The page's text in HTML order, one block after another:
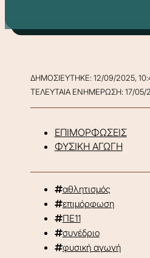
ΔΗΜΟΣΙΕΥΤΗΚΕ: 12/09/2025,
ΤΕΛΕΥΤΑΙΑ ΕΝΗΜΕΡΩΣΗ: 17/05/
ΕΠΙΜΟΡΦΩΣΕΙΣ
ΦΥΣΙΚΗ ΑΓΩΓΗ
αθλητισμός
επιμόρφωση
ΠΕ11
συνέδριο
φυσική αγωγή